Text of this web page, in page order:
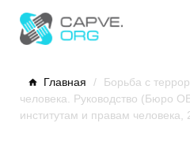
content
Главная /
Борьба с
человека. Руководство (Бюро
институтам и правам человека,